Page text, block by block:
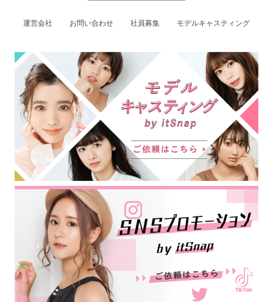
運営会社 お問い合わせ 社員募集 モデルキャスティング